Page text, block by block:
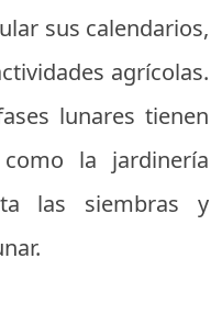
sus calendarios,
agrícolas.
lunares tienen
la jardinería
las siembras y